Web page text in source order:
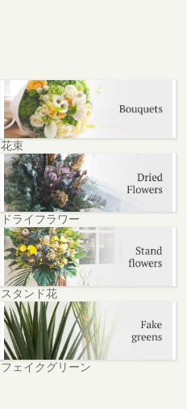
花束
ドライフラワー
スタンド花
フェイクグリーン